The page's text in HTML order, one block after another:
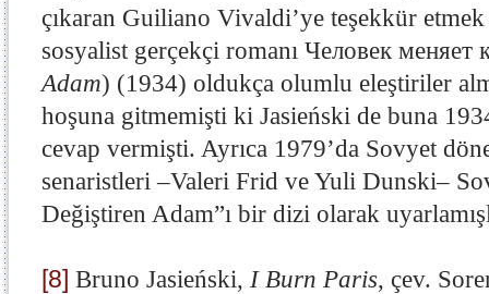
çıkaran Guiliano Vivaldi’ye teşekkür
sosyalist gerçekçi romanı Человек меняет
Adam) (1934) oldukça olumlu eleştiriler
hoşuna gitmemişti ki Jasieński de buna
cevap vermişti. Ayrıca 1979’da Sovyet
senaristleri –Valeri Frid ve Yuli Dunski–
Değiştiren Adam”ı bir dizi olarak
[8] Bruno Jasieński, I Burn Paris, çev.